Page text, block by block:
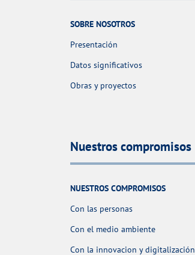
SOBRE NOSOTROS
Presentación
Datos significativos
Obras y proyectos
Nuestros compromisos
NUESTROS COMPROMISOS
Con las personas
Con el medio ambiente
Con la innovacion y digitalización